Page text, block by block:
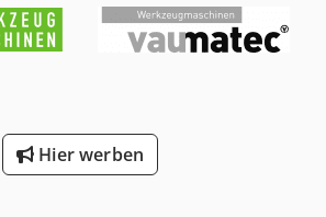
Schweißmaschine L x B x H
Codet Awm Depfx Alcjrf Platzbedarf
x H 550 x 360 x 550 mm Gewicht
Hier werben